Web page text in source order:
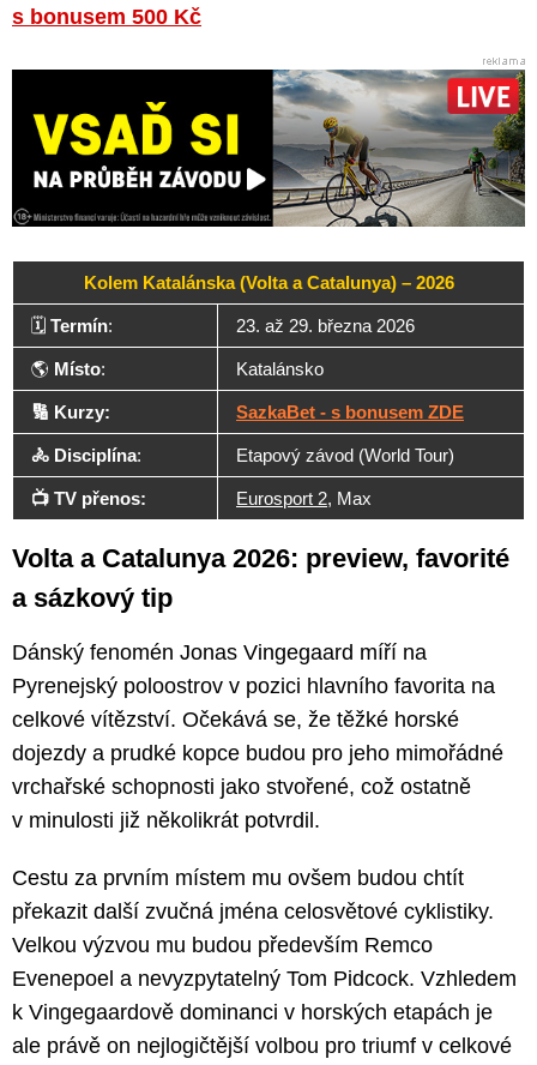
s bonusem 500 Kč
Kolem Katalánska (Volta a Catalunya) – 2026
🗓️ Termín: 23. až 29. března 2026
🌎 Místo: Katalánsko
🔢 Kurzy: SazkaBet - s bonusem ZDE
🚴 Disciplína: Etapový závod (World Tour)
📺 TV přenos: Eurosport 2, Max
Volta a Catalunya 2026: preview, favorité
a sázkový tip
Dánský fenomén Jonas Vingegaard míří na
Pyrenejský poloostrov v pozici hlavního favorita na
celkové vítězství. Očekává se, že těžké horské
dojezdy a prudké kopce budou pro jeho mimořádné
vrchařské schopnosti jako stvořené, což ostatně
v minulosti již několikrát potvrdil.
Cestu za prvním místem mu ovšem budou chtít
překazit další zvučná jména celosvětové cyklistiky.
Velkou výzvou mu budou především Remco
Evenepoel a nevyzpytatelný Tom Pidcock. Vzhledem
k Vingegaardově dominanci v horských etapách je
ale právě on nejlogičtější volbou pro triumf v celkové